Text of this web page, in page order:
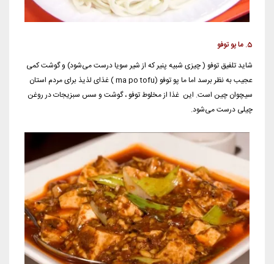
5. ما پو توفو
شاید تلفیق توفو ( چیزی شبیه پنیر که از شیر سویا درست می‌شود) و گوشت کمی
عجیب به نظر برسد اما ما پو توفو (ma po tofu ) غذای لذیذ برای مردم استان
سیچوان چین است. این غذا از مخلوط توفو ، گوشت و سس سبزیجات در روغن
چیلی درست می‌شود.